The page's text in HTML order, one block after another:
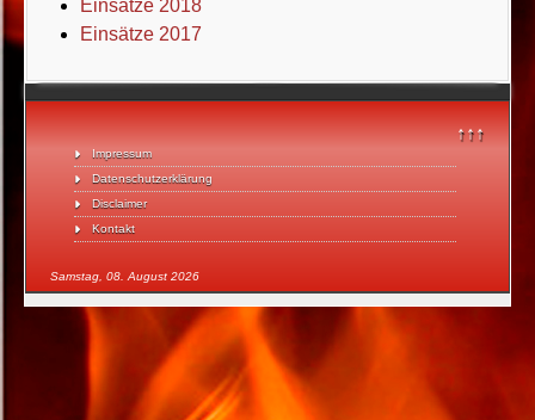
↑↑↑
Impressum
Datenschutzerklärung
Disclaimer
Kontakt
Samstag, 08. August 2026
Einsätze 2018
Einsätze 2017